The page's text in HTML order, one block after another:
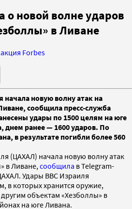
о новой волне ударов
в Ливане
Forbes
новую волну атак на
сообщила пресс-служба
удары по 1500 целям на юге
днем ранее — 1600 ударов. По
в результате погибли более 560
(ЦАХАЛ) начала новую волну атак
в Ливане, сообщила в Telegram-
Удары ВВС Израиля
в которых хранится оружие,
объектам «Хезболлы» в
на юге Ливана.